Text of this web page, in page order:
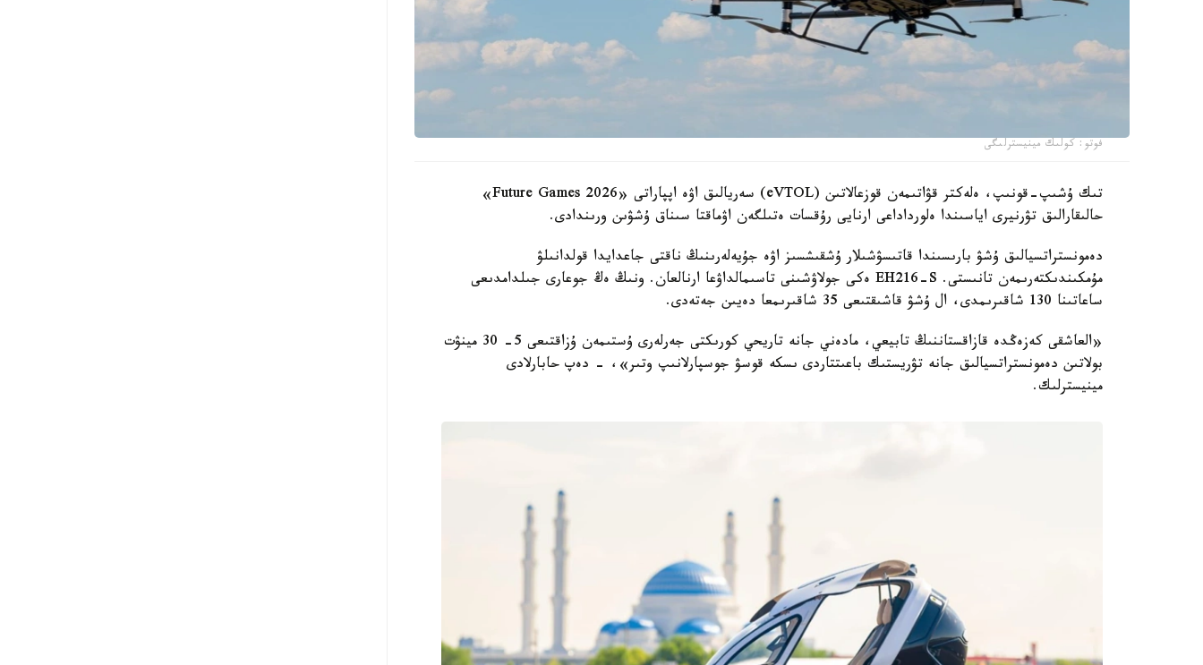
فوتو: كولىك مينيسترلىگى
تىك ۇشىپ-قونىپ، ەلەكتر قۋاتىمەن قوزعالاتىن (eVTOL) سەريالىق اۋە اپپاراتى «Future Games 2026»
حالىقارالىق تۋرنيرى اياسىندا ەلورداداعى ارنايى رۇقسات ەتىلگەن اۋماقتا سىناق ۇشۋىن ورىندادى.
دەمونستراتسيالىق ۇشۋ بارىسىندا قاتىسۋشىلار ۇشقىشسىز اۋە جۇيەلەرىنىڭ ناقتى جاعدايدا قولدانىلۋ
مۇمكىندىكتەرىمەن تانىستى. EH216-S ەكى جولاۋشىنى تاسىمالداۋعا ارنالعان. ونىڭ ەڭ جوعارى جىلدامدىعى
ساعاتىنا 130 شاقىرىمدى، ال ۇشۋ قاشىقتىعى 35 شاقىرىمعا دەيىن جەتەدى.
«العاشقى كەزەڭدە قازاقستاننىڭ تابيعي، مادەني جانە تاريحي كورىكتى جەرلەرى ۇستىمەن ۇزاقتىعى 5- 30 مينۋت
بولاتىن دەمونستراتسيالىق جانە تۋريستىك باعىتتاردى ىسكە قوسۋ جوسپارلانىپ وتىر»، - دەپ حابارلادى
مينيسترلىك.